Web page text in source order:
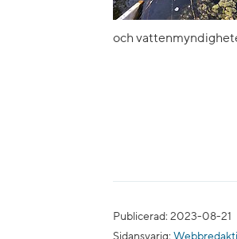
och
Publicerad: 2023-08-21